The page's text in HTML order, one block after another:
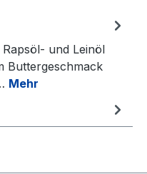
und Leinöl
Buttergeschmack
Mehr